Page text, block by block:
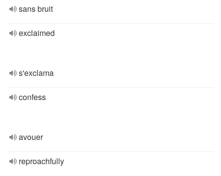
sans bruit
exclaimed
s'exclama
confess
avouer
reproachfully